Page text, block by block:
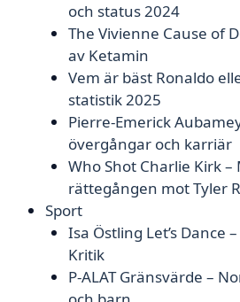
och status 2024
The Vivienne Cause of
av Ketamin
Vem är bäst Ronaldo
statistik 2025
Pierre-Emerick
övergångar och karriär
Who Shot Charlie Kirk –
rättegången mot Tyler
Sport
Isa Östling Let’s Dance
Kritik
P-ALAT Gränsvärde –